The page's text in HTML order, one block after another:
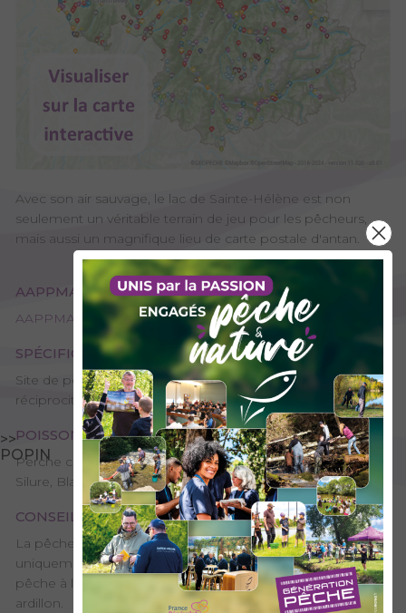
>>
POPIN
Avec son air sauvage, le lac de Sainte-Hélène est non
seulement un véritable terrain de jeu pour les pêcheurs,
mais aussi un magnifique lieu de carte postale d'antan.
AAPPMA GESTIONNAIRE
AAPPMA Amicale des pêcheurs de Sainte-Hélène du Lac
SPÉCIFICITÉS
Site de pêche – 2ème catégorie, Plan d’eau ou rivière
réciprocitaire
POISSONS PRÉSENTS
Perche commune, Petits poissons blancs, Brochet, Carpe,
Silure, Black-bass
CONSEILS DE PÊCHE
La pêche depuis une embarcation est possible à rame
uniquement après l'acquisition de l'option barque. La
pêche à la carpe est en no-kill avec 1 seul hameçon sans
ardillon.